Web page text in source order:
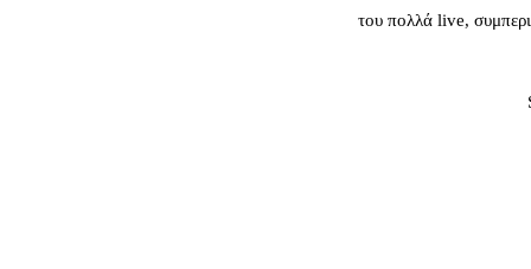
του πολλά live,